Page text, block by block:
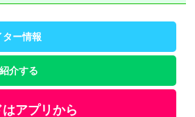
ー情報
介する
アプリから